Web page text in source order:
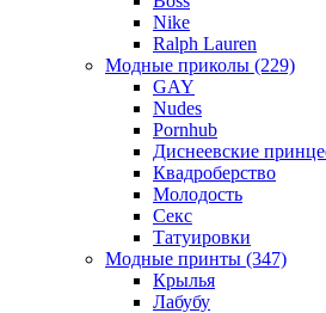
Nike
Ralph Lauren
Модные приколы (229)
GAY
Nudes
Pornhub
Диснеевские
Квадроберство
Молодость
Секс
Татуировки
Модные принты (347)
Крылья
Лабубу